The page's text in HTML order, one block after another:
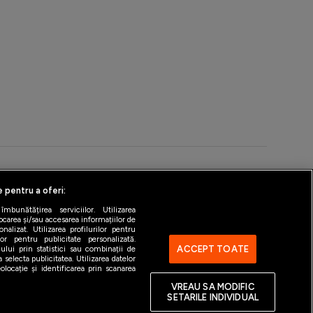
Gestionați preferințele
pentru a oferi:
serviciilor. Utilizarea
și/sau accesarea informațiilor de
Utilizarea profilurilor pentru
pentru publicitate personalizată.
prin statistici sau combinații de
publicitatea. Utilizarea datelor
și identificarea prin scanarea
ACCEPT TOATE
VREAU SA MODIFIC
SETARILE INDIVIDUAL